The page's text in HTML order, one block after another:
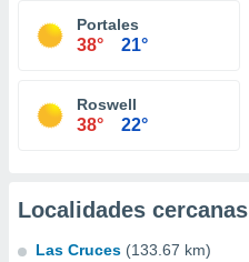
Portales
38° 21°
Roswell
38° 22°
Localidades cercanas
Las Cruces (133.67 km)